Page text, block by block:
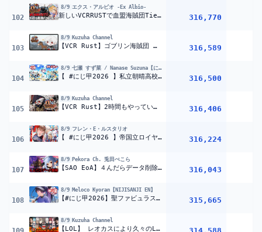
102
8/9 エクス・アルビオ -Ex Albio-
新しいVCRRUSTで血盟海賊団Tier2最強ボス討伐いくぞ!!『 Rust 』【 エビオ/にじさんじ 】 316,770
103
8/9 Kuzuha Channel
【VCR Rust】ゴブリン海賊団 【喉警戒】 316,589
104
8/9 七瀬 すず菜 / Nanase Suzuna【にじさんじ】
【 #にじ甲2026 】私立朝晴高校 2年目秋~ 【 七瀬すず菜 /
316,500
105
8/9 Kuzuha Channel
【VCR Rust】2時間もやっていいわけないだろ海賊団 【喉警戒】 316,406
106
8/9 フレン・E・ルスタリオ
【 #にじ甲2026 】帝国立ロイヤルナイツ学園 1年目夏大会から！【にじさんじ】 316,224
107
8/9 Pekora Ch. 兎田ぺこら
【SAO EoA】４んだらデータ削除⁉ 初見で最高難易度＆デスゲームモードやる！ぺこ！【ホロライブ/兎田ぺこら】 316,043
108
8/9 Meloco Kyoran【NIJISANJI EN】
【#にじ甲2026】聖ファビュラス学園☆第一話『魂の叫び』【NIJISANJI EN￤Meloco Kyoran】 315,665
8/9 Kuzuha Channel
【LOL】 レオカスにより久々のLOL【しゃかちゃ らむね3 イブラヒム 叶 焼きパン3 ローレン ひなの3 k4sen代表】